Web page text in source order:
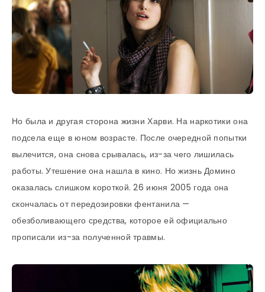
Но была и другая сторона жизни Харви. На наркотики она
подсела еще в юном возрасте. После очередной попытки
вылечится, она снова срывалась, из-за чего лишилась
работы. Утешение она нашла в кино. Но жизнь Домино
оказалась слишком короткой. 26 июня 2005 года она
скончалась от передозировки фентанила —
обезболивающего средства, которое ей официально
прописали из-за полученной травмы.